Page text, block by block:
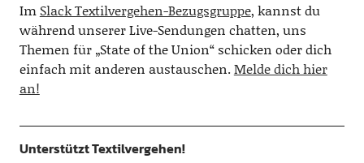
Im Slack Textilvergehen-Bezugsgruppe, kannst du
während unserer Live-Sendungen chatten, uns
Themen für „State of the Union“ schicken oder dich
einfach mit anderen austauschen.Melde dich hier
an!
Unterstützt Textilvergehen!